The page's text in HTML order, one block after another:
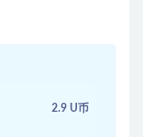
2.9 U币